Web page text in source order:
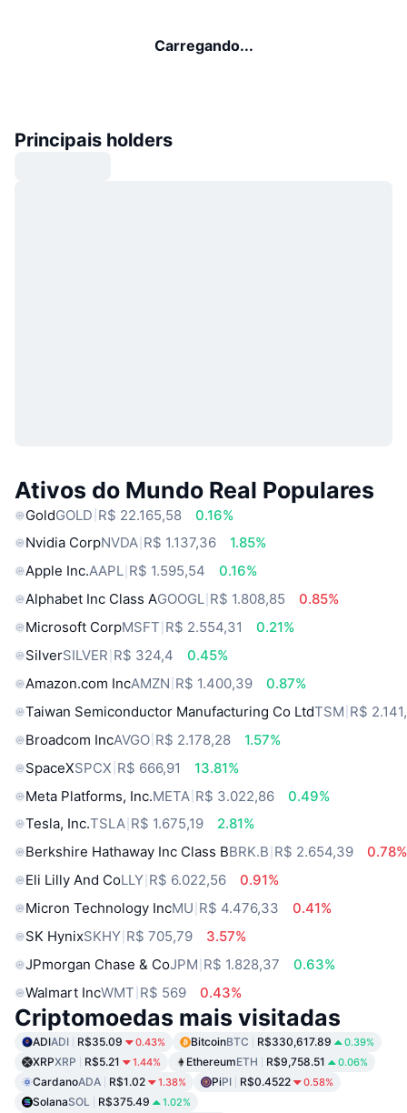
Carregando...
Principais holders
Ativos do Mundo Real Populares
GoldGOLD R$ 22.165,58
0.16%
Nvidia CorpNVDA R$ 1.137,36
1.85%
Apple Inc.AAPL R$ 1.595,54
0.16%
Alphabet Inc Class AGOOGL R$ 1.808,85
0.85%
Microsoft CorpMSFT R$ 2.554,31
0.21%
SilverSILVER R$ 324,4
0.45%
Amazon.com IncAMZN R$ 1.400,39
0.87%
Taiwan Semiconductor Manufacturing Co LtdTSM R$
Broadcom IncAVGO R$ 2.178,28
1.57%
SpaceXSPCX R$ 666,91
13.81%
Meta Platforms, Inc.META R$ 3.022,86
0.49%
Tesla, Inc.TSLA R$ 1.675,19
2.81%
Berkshire Hathaway Inc Class BBRK.B R$ 2.654,39
0.78%
Eli Lilly And CoLLY R$ 6.022,56
0.91%
Micron Technology IncMU R$ 4.476,33
0.41%
SK HynixSKHY R$ 705,79
3.57%
JPmorgan Chase & CoJPM R$ 1.828,37
0.63%
Walmart IncWMT R$ 569 0.43%
Criptomoedas mais visitadas
ADIADI R$35.09 0.43% BitcoinBTC R$330,617.89 0.39%
XRPXRP R$5.21 1.44% EthereumETH R$9,758.51 0.06%
CardanoADA R$1.02 1.38% PiPI R$0.4522 0.58%
SolanaSOL R$375.49 1.02%